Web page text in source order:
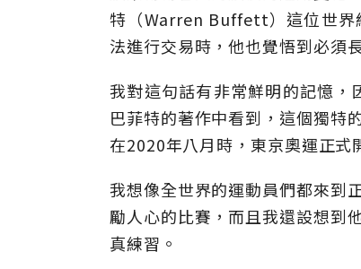
特（Warren Buffett）這位世界
法進行交易時，他也覺悟到必須
我對這句話有非常鮮明的記憶
巴菲特的著作中看到，這個獨特
在2020年八月時，東京奧運正式
我想像全世界的運動員們都來到
勵人心的比賽，而且我還設想到
真練習。